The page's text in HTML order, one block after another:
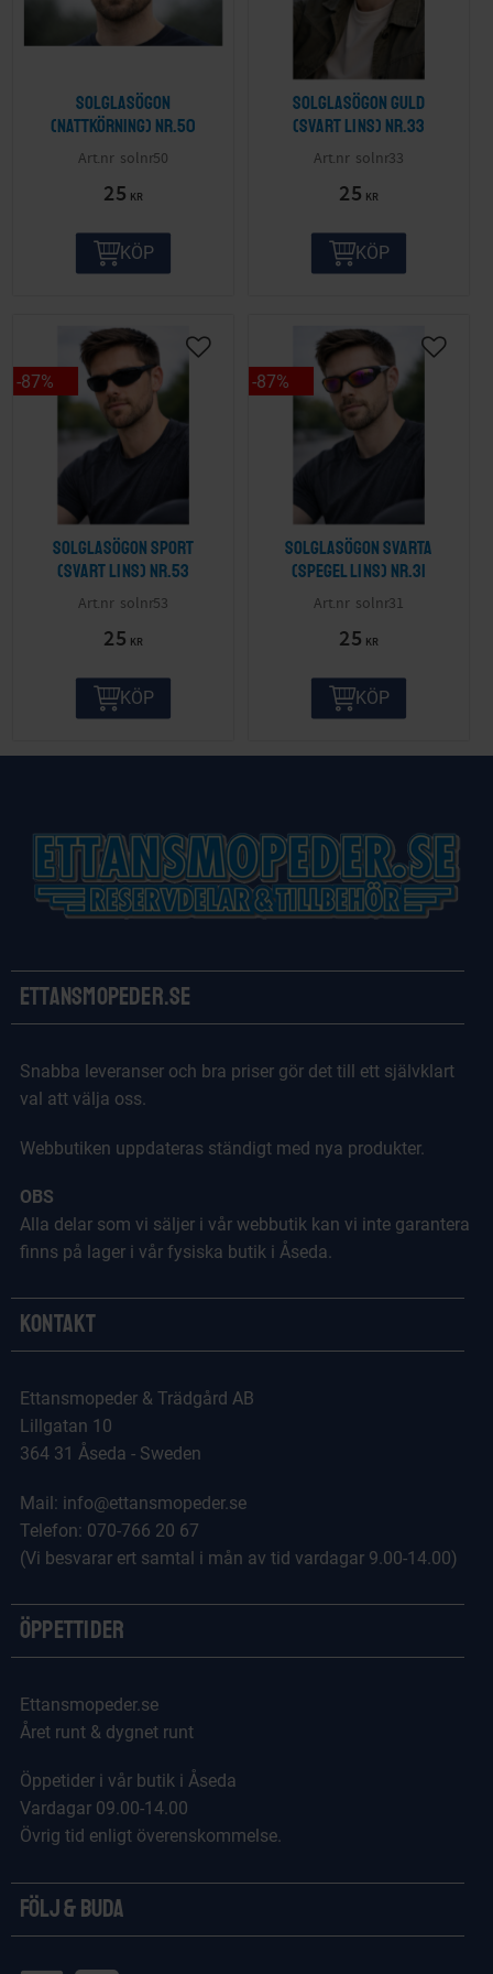
Solglasögon
(nattkörning) nr.50
solnr50
25 KR
KÖP
Solglasögon guld
(svart lins) nr.33
solnr33
25 KR
KÖP
Solglasögon sport
(svart lins) nr.53
solnr53
25 KR
87%
KÖP
Solglasögon svarta
(spegel lins) nr.31
solnr31
25 KR
87%
KÖP
Ettansmopeder.se
Snabba leveranser och bra priser gör det till ett självklart
val att välja oss.
Webbutiken uppdateras ständigt med nya produkter.
OBS
Alla delar som vi säljer i vår webbutik kan vi inte garantera
finns på lager i vår fysiska butik i Åseda.
Kontakt
Ettansmopeder & Trädgård AB
Lillgatan 10
364 31 Åseda - Sweden
Mail: info@ettansmopeder.se
Telefon: 070-766 20 67
(Vi besvarar ert samtal i mån av tid vardagar 9.00-14.00)
Öppettider
Ettansmopeder.se
Året runt & dygnet runt
Öppetider i vår butik i Åseda
Vardagar 09.00-14.00
Övrig tid enligt överenskommelse.
Följ & Buda